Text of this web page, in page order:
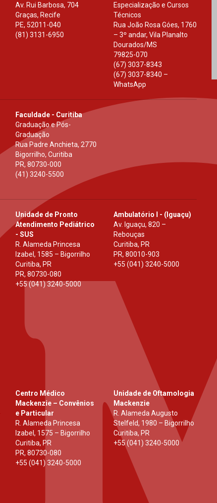
Av. Rui Barbosa, 704
Graças, Recife
PE, 52011-040
(81) 3131-6950
Especialização e Cursos
Técnicos
Rua João Rosa Góes, 1760
– 3º andar, Vila Planalto
Dourados/MS
79825-070
(67) 3037-8343
(67) 3037-8340 –
WhatsApp
Faculdade - Curitiba
Graduação e Pós-
Graduação
Rua Padre Anchieta, 2770
Bigorrilho, Curitiba
PR, 80730-000
(41) 3240-5500
Unidade de Pronto
Atendimento Pediátrico
- SUS
R. Alameda Princesa
Izabel, 1585 – Bigorrilho
Curitiba, PR
PR, 80730-080
+55 (041) 3240-5000
Ambulatório I - (Iguaçu)
Av. Iguaçu, 820 –
Rebouças
Curitiba, PR
PR, 80010-903
+55 (041) 3240-5000
Centro Médico
Mackenzie – Convênios
e Particular
R. Alameda Princesa
Izabel, 1575 – Bigorrilho
Curitiba, PR
PR, 80730-080
+55 (041) 3240-5000
Unidade de Oftamologia
Mackenzie
R. Alameda Augusto
Stelfeld, 1980 – Bigorrilho
Curitiba, PR
+55 (041) 3240-5000